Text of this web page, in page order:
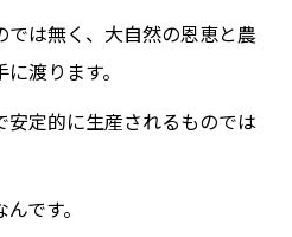
は無く、大自然の恩恵と農
渡ります。
定的に生産されるものでは
です。